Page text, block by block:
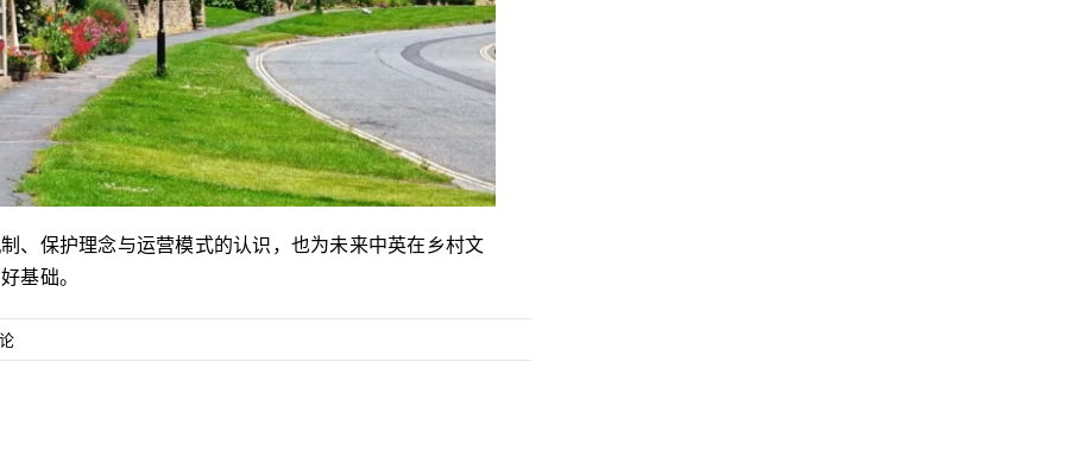
、保护理念与运营模式的认识，也为未来中英在乡村文
基础。